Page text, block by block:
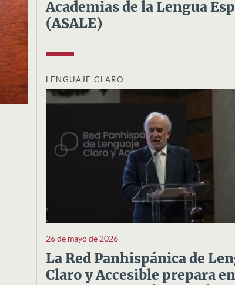
Academias de la Lengua
(ASALE)
LENGUAJE CLARO
26 de mayo de 2026
La Red Panhispánica de
Claro y Accesible prepara